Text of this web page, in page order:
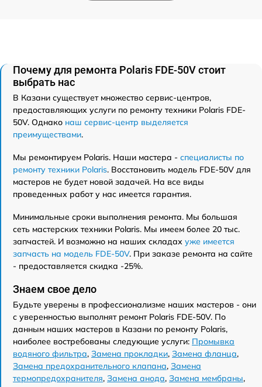
Почему для ремонта Polaris FDE-50V стоит
выбрать нас
В Казани существует множество сервис-центров,
предоставляющих услуги по ремонту техники Polaris FDE-
50V. Однако наш сервис-центр выделяется
преимуществами.
Мы ремонтируем Polaris. Наши мастера - специалисты по
ремонту техники Polaris. Восстановить модель FDE-50V для
мастеров не будет новой задачей. На все виды
проведенных работ у нас имеется гарантия.
Минимальные сроки выполнения ремонта. Мы большая
сеть мастерских техники Polaris. Мы имеем более 20 тыс.
запчастей. И возможно на наших складах уже имеется
запчасть на модель FDE-50V. При заказе ремонта на сайте
- предоставляется скидка -25%.
Знаем свое дело
Будьте уверены в профессионализме наших мастеров - они
с уверенностью выполнят ремонт Polaris FDE-50V. По
данным наших мастеров в Казани по ремонту Polaris,
наиболее востребованы следующие услуги: Промывка
водяного фильтра, Замена прокладки, Замена фланца,
Замена предохранительного клапана, Замена
термопредохранителя, Замена анода, Замена мембраны,